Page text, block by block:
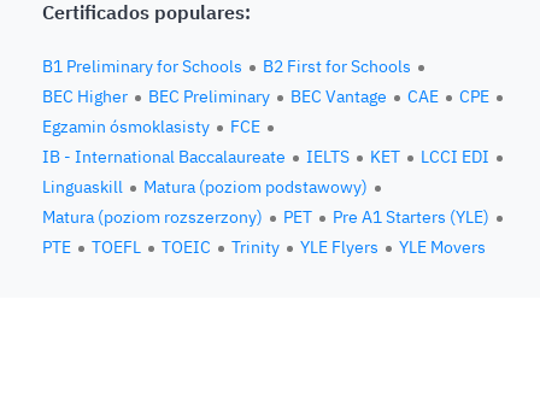
Certificados populares:
B1 Preliminary for Schools
B2 First for Schools
BEC Higher
BEC Preliminary BEC Vantage CAE
CPE
Egzamin ósmoklasisty
FCE
IB - International Baccalaureate
IELTS KET
LCCI EDI
Linguaskill
Matura (poziom podstawowy)
Matura (poziom rozszerzony)
PET
Pre A1 Starters (YLE)
PTE
TOEFL TOEIC Trinity YLE Flyers YLE Movers